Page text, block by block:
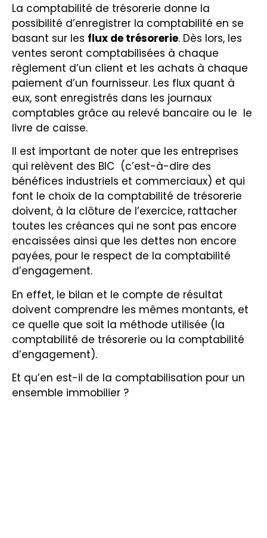
La comptabilité de trésorerie donne la
possibilité d’enregistrer la comptabilité en se
basant sur les flux de trésorerie. Dès lors, les
ventes seront comptabilisées à chaque
règlement d’un client et les achats à chaque
paiement d’un fournisseur. Les flux quant à
eux, sont enregistrés dans les journaux
comptables grâce au relevé bancaire ou le le
livre de caisse.
Il est important de noter que les entreprises
qui relèvent des BIC (c’est-à-dire des
bénéfices industriels et commerciaux) et qui
font le choix de la comptabilité de trésorerie
doivent, à la clôture de l’exercice, rattacher
toutes les créances qui ne sont pas encore
encaissées ainsi que les dettes non encore
payées, pour le respect de la comptabilité
d’engagement.
En effet, le bilan et le compte de résultat
doivent comprendre les mêmes montants, et
ce quelle que soit la méthode utilisée (la
comptabilité de trésorerie ou la comptabilité
d’engagement).
Et qu’en est-il de la comptabilisation pour un
ensemble immobilier ?